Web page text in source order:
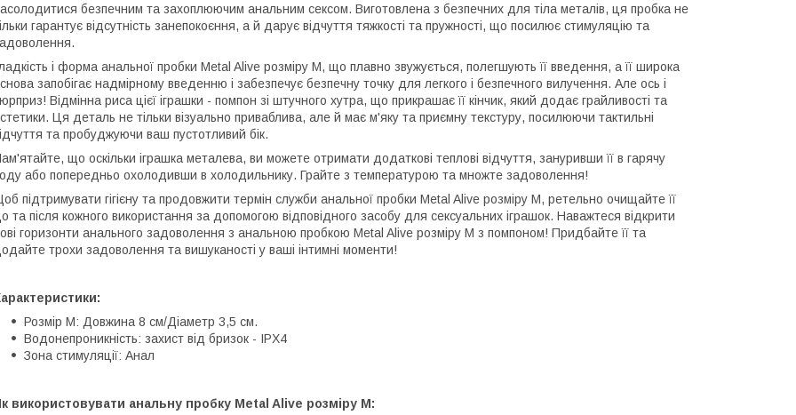
безпечним та захоплюючим анальним сексом. Виготовлена з безпечних для тіла металів, ця пробка не
гарантує відсутність занепокоєння, а й дарує відчуття тяжкості та пружності, що посилює стимуляцію та
і форма анальної пробки Metal Alive розміру M, що плавно звужується, полегшують її введення, а її широка
запобігає надмірному введенню і забезпечує безпечну точку для легкого і безпечного вилучення. Але ось і
Відмінна риса цієї іграшки - помпон зі штучного хутра, що прикрашає її кінчик, який додає грайливості та
Ця деталь не тільки візуально приваблива, але й має м'яку та приємну текстуру, посилюючи тактильні
та пробуджуючи ваш пустотливий бік.
що оскільки іграшка металева, ви можете отримати додаткові теплові відчуття, зануривши її в гарячу
або попередньо охолодивши в холодильнику. Грайте з температурою та множте задоволення!
підтримувати гігієну та продовжити термін служби анальної пробки Metal Alive розміру M, ретельно очищайте її
та після кожного використання за допомогою відповідного засобу для сексуальних іграшок. Наважтеся відкрити
горизонти анального задоволення з анальною пробкою Metal Alive розміру M з помпоном! Придбайте її та
трохи задоволення та вишуканості у ваші інтимні моменти!
Розмір M: Довжина 8 см/Діаметр 3,5 см.
Водонепроникність: захист від бризок - IPX4
Зона стимуляції: Анал
використовувати анальну пробку Metal Alive розміру M: